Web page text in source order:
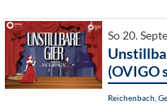
So 20.
(OVIGO
Reichenbach,